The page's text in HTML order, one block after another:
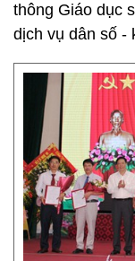
thông Giáo dục
dịch vụ dân số -